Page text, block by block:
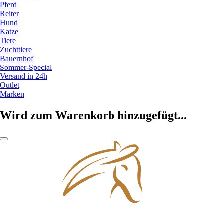
Pferd
Reiter
Hund
Katze
Tiere
Zuchttiere
Bauernhof
Sommer-Special
Versand in 24h
Outlet
Marken
Wird zum Warenkorb hinzugefügt...